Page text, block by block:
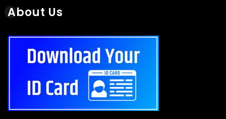
About Us